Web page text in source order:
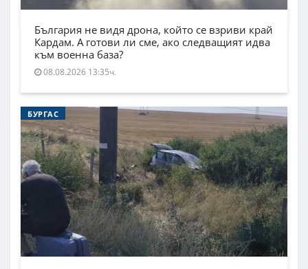
България не видя дрона, който се взриви край
Кардам. А готови ли сме, ако следващият идва
към военна база?
08.08.2026 13:35ч.
БУРГАС